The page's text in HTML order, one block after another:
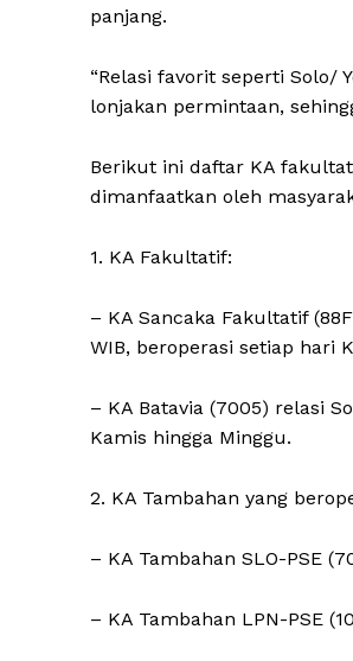
panjang.
“Relasi favorit seperti Solo/
lonjakan permintaan,
Berikut ini daftar KA
dimanfaatkan oleh
1. KA Fakultatif:
– KA Sancaka Fakultatif
WIB, beroperasi setiap hari
– KA Batavia (7005) relasi
Kamis hingga Minggu.
2. KA Tambahan yang
– KA Tambahan SLO-PSE
– KA Tambahan LPN-PSE